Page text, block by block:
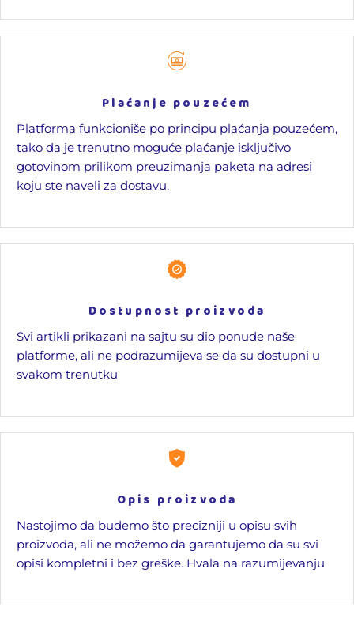
Plaćanje pouzećem
Platforma funkcioniše po principu plaćanja pouzećem,
tako da je trenutno moguće plaćanje isključivo
gotovinom prilikom preuzimanja paketa na adresi
koju ste naveli za dostavu.
Dostupnost proizvoda
Svi artikli prikazani na sajtu su dio ponude naše
platforme, ali ne podrazumijeva se da su dostupni u
svakom trenutku
Opis proizvoda
Nastojimo da budemo što precizniji u opisu svih
proizvoda, ali ne možemo da garantujemo da su svi
opisi kompletni i bez greške. Hvala na razumijevanju